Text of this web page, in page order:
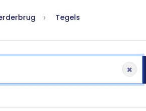
Tegels
×